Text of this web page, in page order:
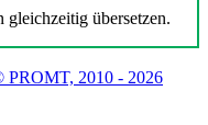
übersetzen.
PROMT, 2010 - 2026